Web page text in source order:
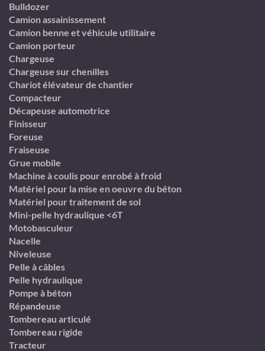
Bulldozer
Camion assainissement
Camion benne et véhicule utilitaire
Camion porteur
Chargeuse
Chargeuse sur chenilles
Chariot élévateur de chantier
Compacteur
Décapeuse automotrice
Finisseur
Foreuse
Fraiseuse
Grue mobile
Machine à coulis pour enrobé à froid
Matériel pour la mise en oeuvre du béton
Matériel pour traitement de sol
Mini-pelle hydraulique <6T
Motobasculeur
Nacelle
Niveleuse
Pelle à câbles
Pelle hydraulique
Pompe à béton
Répandeuse
Tombereau articulé
Tombereau rigide
Tracteur